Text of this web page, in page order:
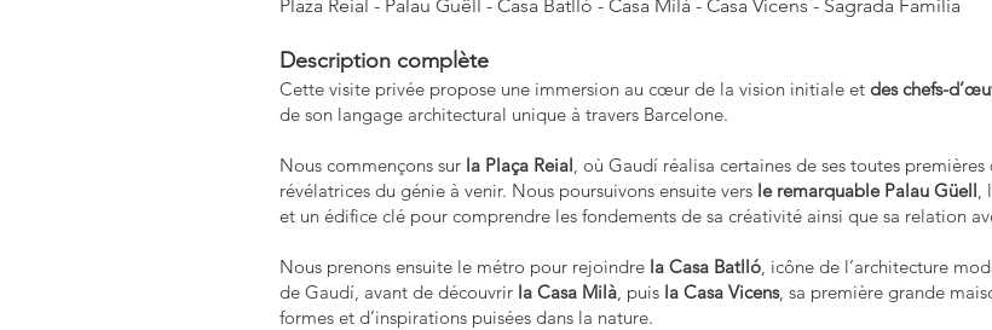
Plaza Reial - Palau Guëll - Casa Batlló - Casa Milà - Casa Vicens - Sagrada Familia
Description complète
Cette visite privée propose une immersion au cœur de la vision initiale etdes chefs-
de son langage architectural unique à travers Barcelone.
Nous commençons sur la Plaça Reial, où Gaudí réalisa certaines de ses toutes
révélatrices du génie à venir. Nous poursuivons ensuite vers le remarquable Palau Güell,
et un édifice clé pour comprendre les fondements de sa créativité ainsi que sa relation
Nous prenons ensuite le métro pour rejoindre la Casa Batlló, icône de l’architecture
de Gaudí, avant de découvrir la Casa Milà, puis la Casa Vicens, sa première grande
formes et d’inspirations puisées dans la nature.